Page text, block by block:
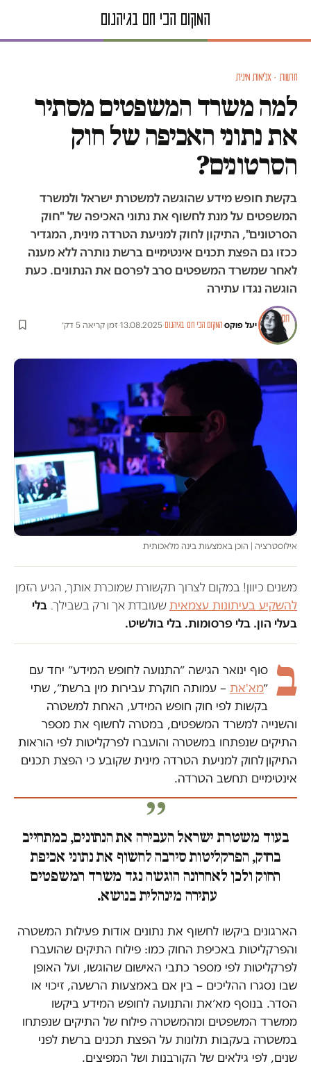
חדשות · אלימות מינית
למה משרד המשפטים מסתיר
את נתוני האכיפה של חוק
הסרטונים?
בקשת חופש מידע שהוגשה למשטרת ישראל ולמשרד
המשפטים על מנת לחשוף את נתוני האכיפה של "חוק
הסרטונים", התיקון לחוק למניעת הטרדה מינית, המגדיר
ככזו גם הפצת תכנים אינטימיים ברשת נותרה ללא מענה
לאחר שמשרד המשפטים סרב לפרסם את הנתונים. כעת
הוגשה נגדו עתירה
יעל פוקס·המקום הכי חם בגיהנום·
13.08.2025
·זמן קריאה 5 דק׳
אילוסטרציה | הוכן באמצעות בינה מלאכותית
משנים כיוון! במקום לצרוך תקשורת שמוכרת אותך, הגיע הזמן
להשקיע בעיתונות עצמאיתשעובדת אך ורק בשבילך. בלי
בעלי הון. בלי פרסומות. בלי בולשיט.
ב סוף ינואר הגישה ״התנועה לחופש המידע״ יחד עם
״מא'את – עמותה חוקרת עבירות מין ברשת״, שתי
בקשות לפי חוק חופש המידע, האחת למשטרה
והשנייה למשרד המשפטים, במטרה לחשוף את מספר
התיקים שנפתחו במשטרה והועברו לפרקליטות לפי הוראות
התיקוןלחוק למניעת הטרדה מינית שקובע כי הפצת תכנים
אינטימיים תחשב הטרדה.
בעוד משטרת ישראל העבירה את הנתונים, כמתחייב
בחוק, הפרקליטות סירבה לחשוף את נתוני אכיפת
החוק ולכן לאחרונה הוגשה נגד משרד המשפטים
עתירה מינהלית בנושא.
הארגונים ביקשו לחשוף את נתונים אודות פעילות המשטרה
והפרקליטות באכיפת החוק כמו: פילוח התיקים שהועברו
לפרקליטות לפי מספר כתבי האישום שהוגשו, ועל האופן
שבו נסגרו ההליכים – בין אם באמצעות הרשעה, זיכוי או
הסדר. בנוסף מא׳את והתנועה לחופש המידע ביקשו
ממשרד המשפטים ומהמשטרה פילוח של התיקים שנפתחו
במשטרה בעקבות תלונות על הפצת תכנים ברשת לפני
שנים, לפי גילאים של הקורבנות ושל המפיצים.